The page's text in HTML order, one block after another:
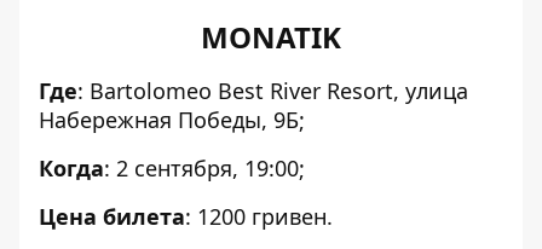
MONATIK
Где: Bartolomeo Best River Resort, улица
Набережная Победы, 9Б;
Когда: 2 сентября, 19:00;
Цена билета: 1200 гривен.